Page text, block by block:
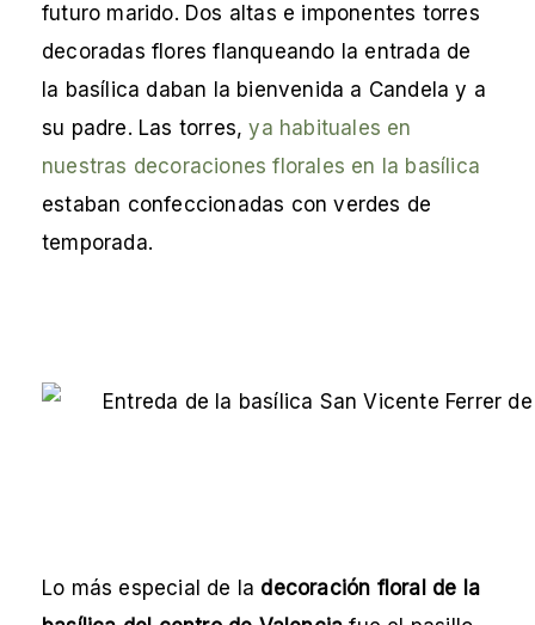
futuro marido. Dos altas e imponentes torres
decoradas flores flanqueando la entrada de
la basílica daban la bienvenida a Candela y a
su padre. Las torres, ya habituales en
nuestras decoraciones florales en la basílica
estaban confeccionadas con verdes de
temporada.
Lo más especial de la decoración floral de la